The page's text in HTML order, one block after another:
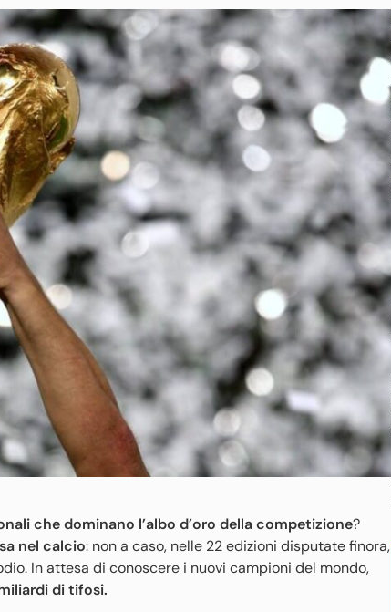
che dominano l’albo d’oro della competizione?
nel calcio: non a caso, nelle 22 edizioni disputate finora,
In attesa di conoscere i nuovi campioni del mondo,
di tifosi.